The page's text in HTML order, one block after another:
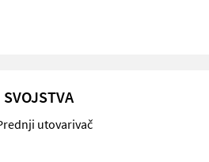
SVOJSTVA
utovarivač